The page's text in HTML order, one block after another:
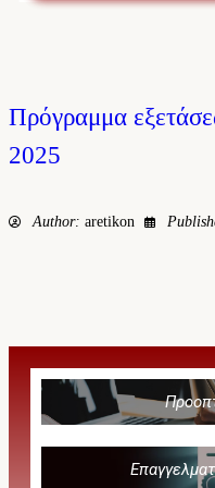
Πρόγραμμα
2025
Author: aretikon